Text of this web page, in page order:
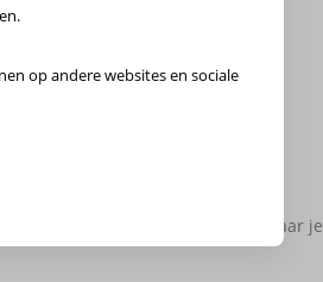
Ben je geen lid? Kies de regio waar je
op andere websites en sociale